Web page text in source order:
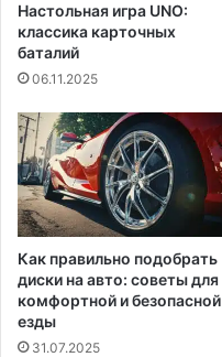
Настольная игра UNO:
классика карточных
баталий
06.11.2025
Как правильно подобрать
диски на авто: советы для
комфортной и безопасной
езды
31.07.2025